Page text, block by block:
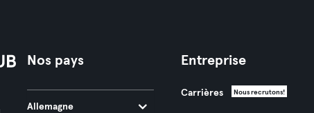
Nos pays
Allemagne
Entreprise
Carrières Nous recrutons!